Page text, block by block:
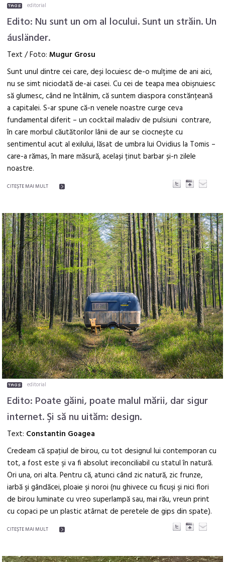
editorial
Edito: Nu sunt un om al locului. Sunt un străin. Un
áusländer.
Text / Foto: Mugur Grosu
Sunt unul dintre cei care, deși locuiesc de-o mulțime de ani aici,
nu se simt niciodată de-ai casei. Cu cei de teapa mea obișnuiesc
să glumesc, când ne întâlnim, că suntem diaspora constănțeană
a capitalei. S-ar spune că-n venele noastre curge ceva
fundamental diferit – un cocktail maladiv de pulsiuni contrare,
în care morbul căutătorilor lânii de aur se ciocnește cu
sentimentul acut al exilului, lăsat de umbra lui Ovidius la Tomis –
care-a rămas, în mare măsură, același ținut barbar și-n zilele
noastre.
CITEŞTE MAI MULT
editorial
Edito: Poate găini, poate malul mării, dar sigur
internet. Şi să nu uităm: design.
Text: Constantin Goagea
Credeam că spaţiul de birou, cu tot designul lui contemporan cu
tot, a fost este şi va fi absolut ireconciliabil cu statul în natură.
Ori una, ori alta. Pentru că, atunci când zic natură, zic frunze,
iarbă şi gândăcei, ploaie şi noroi (nu ghivece cu ficuşi şi nici flori
de birou luminate cu vreo superlampă sau, mai rău, vreun print
cu copaci pe un plastic atârnat de peretele de gips din spate).
CITEŞTE MAI MULT